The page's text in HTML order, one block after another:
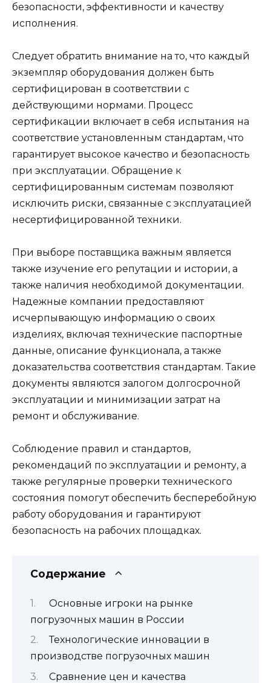
безопасности, эффективности и качеству
исполнения.
Следует обратить внимание на то, что каждый
экземпляр оборудования должен быть
сертифицирован в соответствии с
действующими нормами. Процесс
сертификации включает в себя испытания на
соответствие установленным стандартам, что
гарантирует высокое качество и безопасность
при эксплуатации. Обращение к
сертифицированным системам позволяют
исключить риски, связанные с эксплуатацией
несертифицированной техники.
При выборе поставщика важным является
также изучение его репутации и истории, а
также наличия необходимой документации.
Надежные компании предоставляют
исчерпывающую информацию о своих
изделиях, включая технические паспортные
данные, описание функционала, а также
доказательства соответствия стандартам. Такие
документы являются залогом долгосрочной
эксплуатации и минимизации затрат на
ремонт и обслуживание.
Соблюдение правил и стандартов,
рекомендаций по эксплуатации и ремонту, а
также регулярные проверки технического
состояния помогут обеспечить бесперебойную
работу оборудования и гарантируют
безопасность на рабочих площадках.
Содержание
Основные игроки на рынке
погрузочных машин в России
Технологические инновации в
производстве погрузочных машин
Сравнение цен и качества